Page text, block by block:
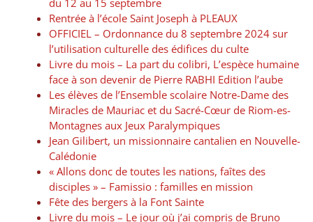
du 12 au 15 septembre
Rentrée à l’école Saint Joseph à PLEAUX
OFFICIEL – Ordonnance du 8 septembre 2024 sur
l’utilisation culturelle des édifices du culte
Livre du mois – La part du colibri, L’espèce humaine
face à son devenir de Pierre RABHI Edition l’aube
Les élèves de l’Ensemble scolaire Notre-Dame des
Miracles de Mauriac et du Sacré-Cœur de Riom-es-
Montagnes aux Jeux Paralympiques
Jean Gilibert, un missionnaire cantalien en Nouvelle-
Calédonie
« Allons donc de toutes les nations, faîtes des
disciples » – Famissio : familles en mission
Fête des bergers à la Font Sainte
Livre du mois – Le jour où j’ai compris de Bruno